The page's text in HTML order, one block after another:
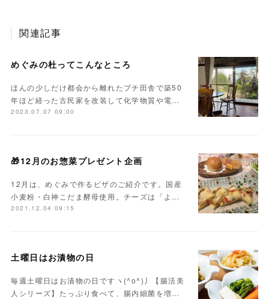
関連記事
めぐみの杜ってこんなところ
ほんの少しだけ都会から離れたプチ田舎で築50
年ほど経った古民家を改装して化学物質や電…
2023.07.07 09:00
🎁12月のお惣菜プレゼント企画
12月は、めぐみで作るピザのご紹介です。国産
小麦粉・白神こだま酵母使用。チーズは「よ…
2021.12.04 09:15
土曜日はお漬物の日
毎週土曜日はお漬物の日ですヽ(^o^)丿【腸活美
人シリーズ】たっぷり食べて、腸内細菌を増…